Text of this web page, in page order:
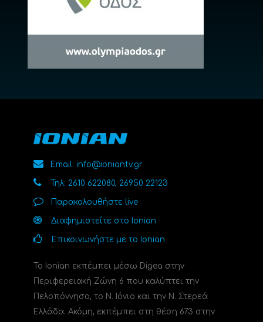
Email: info@ioniantv.gr
Τηλ: 2610 622080, 26950 22123
Παρακολουθήστε live
Διαφημιστείτε στο Ionian
Επικοινωνήστε με το Ionian
Το Ionian εκπέμπει μέσω Digea στην
Περιφερειακή Ζώνη 6 που καλύπτει την
Πελοπόννησο, το N. Ιόνιο και την Ν. Στερεά
Ελλάδα. Ακόμη, εκπέμπει στη θέση 673 στην